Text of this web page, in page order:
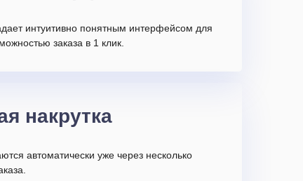
интуитивно понятным интерфейсом для
заказа в 1 клик.
накрутка
автоматически уже через несколько